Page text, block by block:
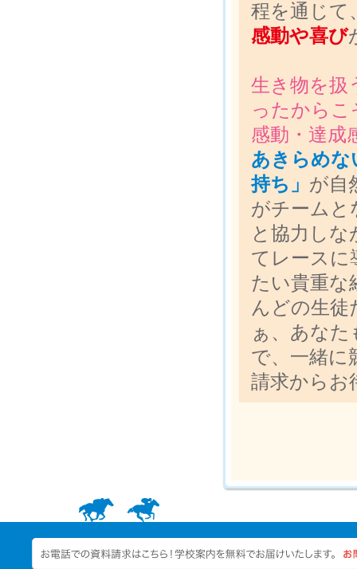
程を通じて
感動や喜び
生き物を扱
ったから
感動・達成
あきらめな
持ち」 が自
がチームと
と協力し
てレースに
たい貴重な
んどの生徒
ぁ、あなた
で、一緒に
請求からお